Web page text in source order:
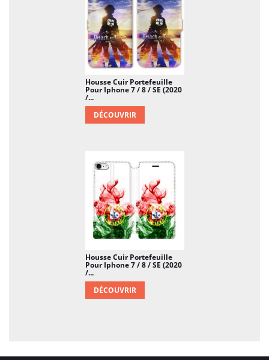
Housse Cuir Portefeuille
Pour Iphone 7 / 8 / SE (2020
/...
DÉCOUVRIR
Housse Cuir Portefeuille
Pour Iphone 7 / 8 / SE (2020
/...
DÉCOUVRIR